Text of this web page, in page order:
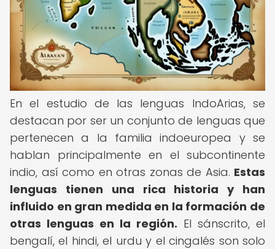
En el estudio de las lenguas IndoArias, se
destacan por ser un conjunto de lenguas que
pertenecen a la familia indoeuropea y se
hablan principalmente en el subcontinente
indio, así como en otras zonas de Asia. Estas
lenguas tienen una rica historia y han
influido en gran medida en la formación de
otras lenguas en la región. El sánscrito, el
bengalí, el hindi, el urdu y el cingalés son solo